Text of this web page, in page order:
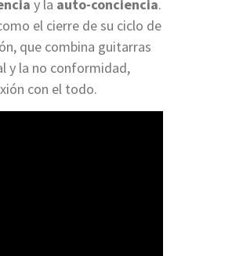
y la auto-conciencia.
el cierre de su ciclo de
que combina guitarras
y la no conformidad,
con el todo.